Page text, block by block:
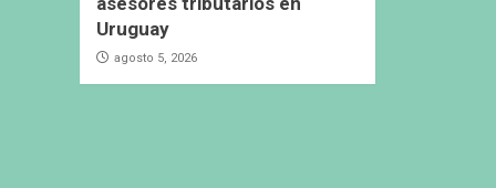
Uruguay
agosto 5, 2026